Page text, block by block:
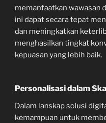
memanfaatkan wawasan
ini dapat secara tepat
dan meningkatkan
menghasilkan tingkat
kepuasan yang lebih baik.
Personalisasi dalam
Dalam lanskap solusi
kemampuan untuk